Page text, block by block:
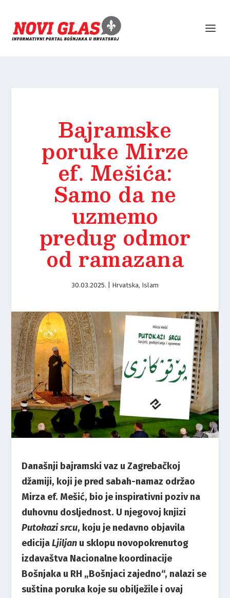
Bajramske
poruke Mirze
ef. Mešića:
Samo da ne
uzmemo
predug odmor
od ramazana
30.03.2025. Hrvatska, Islam
Današnji bajramski vaz u Zagrebačkoj
džamiji, koji je pred sabah-namaz održao
Mirza ef. Mešić, bio je inspirativni poziv na
duhovnu dosljednost. U njegovoj knjizi
Putokazi srcu, koju je nedavno objavila
edicijaLjiljan u sklopu novopokrenutog
izdavaštva Nacionalne koordinacije
Bošnjaka u RH „Bošnjaci zajedno“, nalazi se
suština poruka koje su obilježile i ovaj